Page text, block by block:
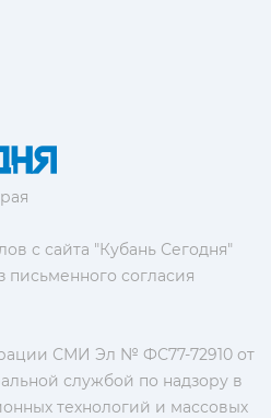
с сайта "Кубань Сегодня"
письменного согласия
СМИ Эл № ФС77-72910 от
службой по надзору в
технологий и массовых